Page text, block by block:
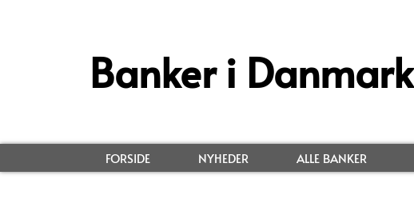
Banker i Danmark
FORSIDE NYHEDER ALLE BANKER